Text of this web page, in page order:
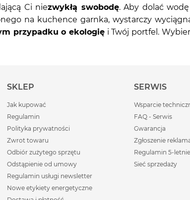
Ci niezwykłą swobodę. Aby dolać
na kuchence garnka, wystarczy
przypadku o ekologięi Twój portfel.
SKLEP
Jak kupować
Regulamin
Polityka prywatności
Zwrot towaru
Odbiór zużytego sprzętu
Odstąpienie od umowy
Regulamin usługi newsletter
Nowe etykiety energetyczne
SERWIS
Wsparcie
FAQ - Serwis
Gwarancja
Zgłoszenie
Regulamin 5-
Sieć sprzedaży